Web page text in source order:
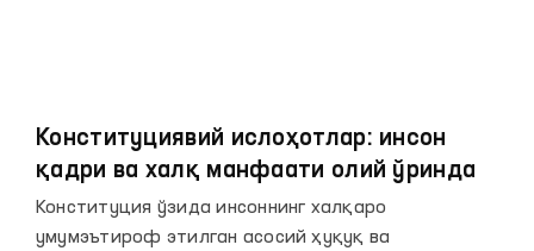
Конституциявий ислоҳотлар: инсон
қадри ва халқ манфаати олий ўринда
Конституция ўзида инсоннинг халқаро
умумэътироф этилган асосий ҳуқуқ ва